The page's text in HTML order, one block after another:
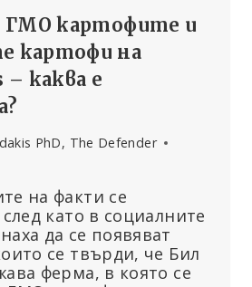
ГМО картофите и
картофи на
– каква е
PhD, The Defender
на факти се
като в социалните
да се появяват
се твърди, че Бил
ферма, в която се